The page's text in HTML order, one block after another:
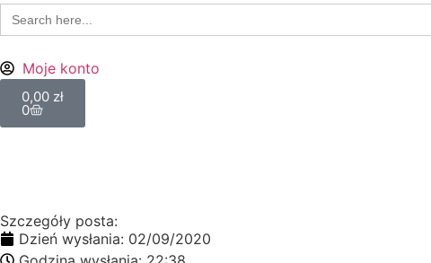
Search
for:
Moje konto
0,00 zł
0
Szczegóły posta:
Dzień wysłania: 02/09/2020